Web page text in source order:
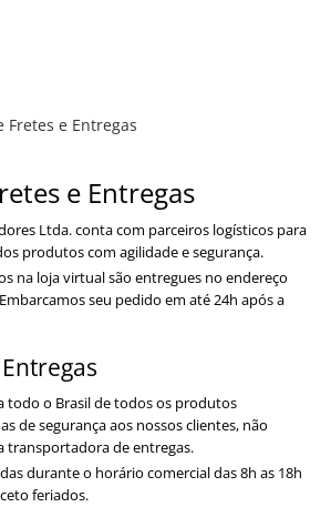
DUPLA
Fretes e Entregas
e Entregas
Ltda. conta com parceiros logísticos para
produtos com agilidade e segurança.
na loja virtual são entregues no endereço
seu pedido em até 24h após a
todo o Brasil de todos os produtos
de segurança aos nossos clientes, não
transportadora de entregas.
durante o horário comercial das 8h as 18h
feriados.